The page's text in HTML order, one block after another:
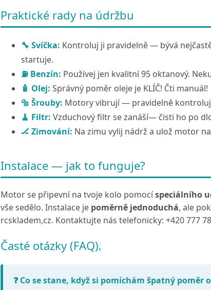
Praktické rady na údržbu
🔧 Svíčka: Kontroluj ji pravidelně — bývá
startuje.
⛽ Benzín: Používej jen kvalitní 95 oktanový.
🧴 Olej: Správný poměr oleje je KLÍČ! Čti manuál!
🔩 Šrouby: Motory vibrují — pravidelně
🧹 Filtr: Vzduchový filtr se zanáší— čisti ho po
🏒 Zimování: Na zimu vylij nádrž a ulož motor
Instalace — jak to funguje?
Motor se připevní na tvoje kolo pomocíspeciálního
vše sedělo. Instalace je poměrně jednoduchá, ale
rcskladem,cz. Kontaktujte nás telefonicky: +420 777
Časté otázky (FAQ).
❓ Co se stane, když si pomíchám špatný poměr